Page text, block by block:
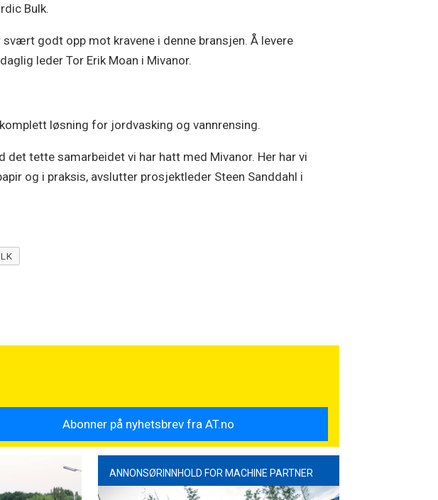
Bulk.
godt opp mot kravene i denne bransjen. Å levere
leder Tor Erik Moan i Mivanor.
løsning for jordvasking og vannrensing.
tette samarbeidet vi har hatt med Mivanor. Her har vi
og i praksis, avslutter prosjektleder Steen Sanddahl i
ANNONSØRINNHOLD FOR MACHINE PARTNER